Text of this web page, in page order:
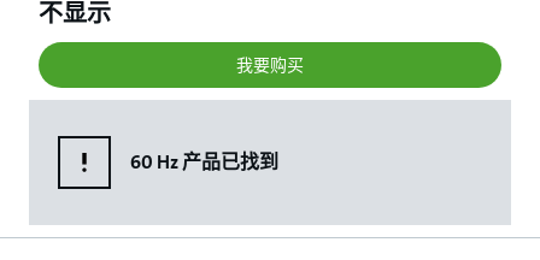
不显示
我要购买
60 Hz 产品已找到